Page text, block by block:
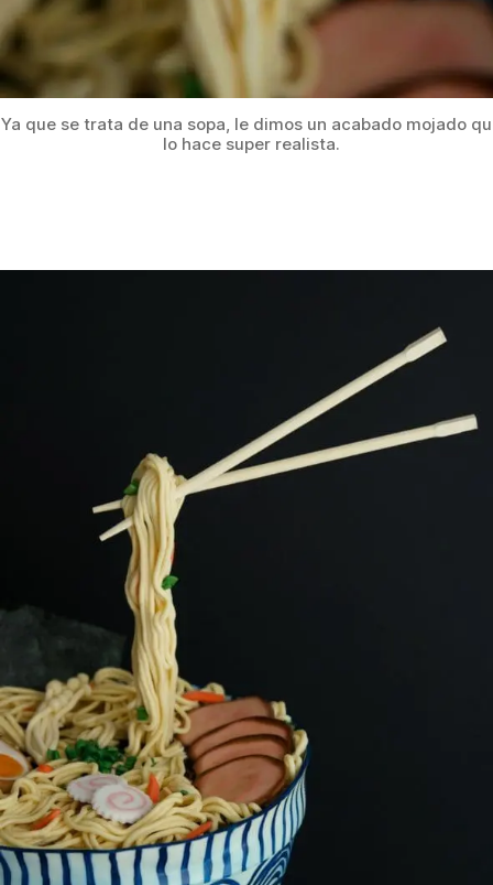
Ya que se trata de una sopa, le dimos un acabado mojado
lo hace super realista.